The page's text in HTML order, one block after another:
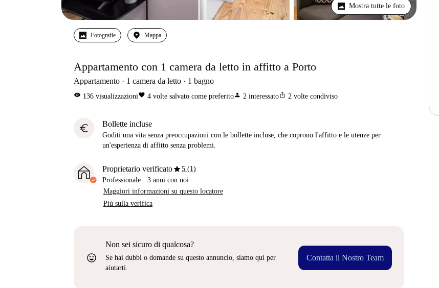
Mostra tutte le foto
Fotografie Mappa
Appartamento con 1 camera da letto in affitto a Porto
Appartamento 1 camera da letto 1 bagno
visibility 136 visualizzazionifavorite 4 volte salvato come preferitoperson 2 interessatoios_share 2 volte condiviso
euro Bollette incluse
Goditi una vita senza preoccupazioni con le bollette incluse, che coprono l'affitto e le utenze per
un'esperienza di affitto senza problemi.
Proprietario verificatostar5 (1)
Professionale · 3 anni con noi
Maggiori informazioni su questo locatore
Più sulla verifica
sentiment_very_satisfied
Non sei sicuro di qualcosa?
Se hai dubbi o domande su questo annuncio, siamo qui per
aiutarti.
Contatta il Nostro Team